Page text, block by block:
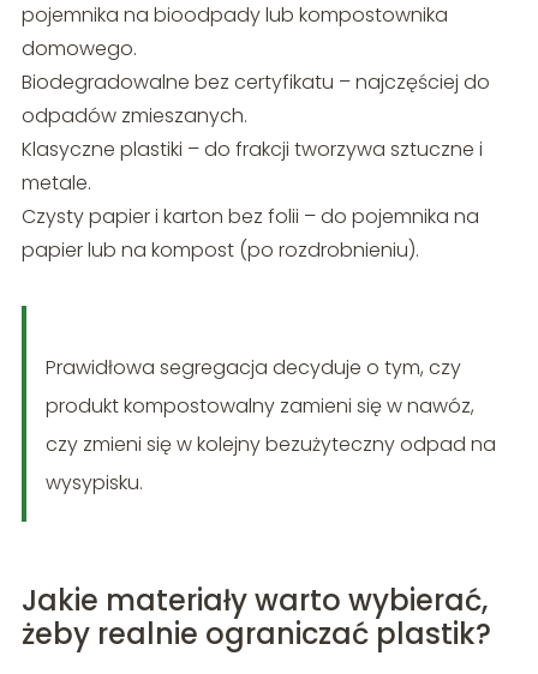
pojemnika na bioodpady lub kompostownika
domowego.
Biodegradowalne bez certyfikatu – najczęściej do
odpadów zmieszanych.
Klasyczne plastiki – do frakcji tworzywa sztuczne i
metale.
Czysty papier i karton bez folii – do pojemnika na
papier lub na kompost (po rozdrobnieniu).
Prawidłowa segregacja decyduje o tym, czy
produkt kompostowalny zamieni się w nawóz,
czy zmieni się w kolejny bezużyteczny odpad na
wysypisku.
Jakie materiały warto wybierać,
żeby realnie ograniczać plastik?